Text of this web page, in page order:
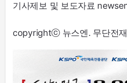
기사제보 및 보도자료
copyrightⓒ 뉴스엔. 무단전